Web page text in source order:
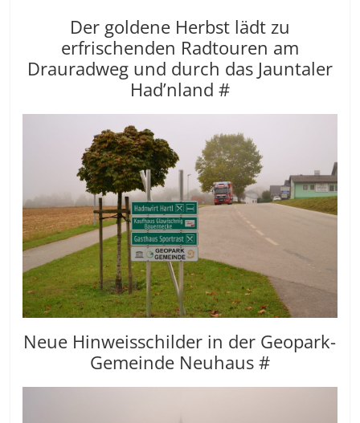
Der goldene Herbst lädt zu
erfrischenden Radtouren am
Drauradweg und durch das Jauntaler
Had’nland #
Neue Hinweisschilder in der Geopark-
Gemeinde Neuhaus #